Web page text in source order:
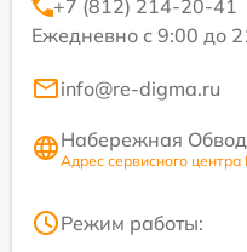
+7 (812) 214-20-41
Ежедневно с 9:00 до
info@re-digma.ru
Набережная
Адрес сервисного центра
Режим работы: